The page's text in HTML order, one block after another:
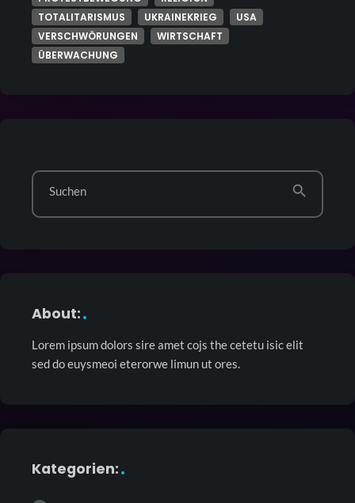
TOTALITARISMUS
UKRAINEKRIEG
USA
VERSCHWÖRUNGEN
WIRTSCHAFT
ÜBERWACHUNG
Suchen search
About:
Lorem ipsum dolors sire amet cojs the cetetu isic elit
sed do euysmeoi eterorwe limun ut ores.
Kategorien: